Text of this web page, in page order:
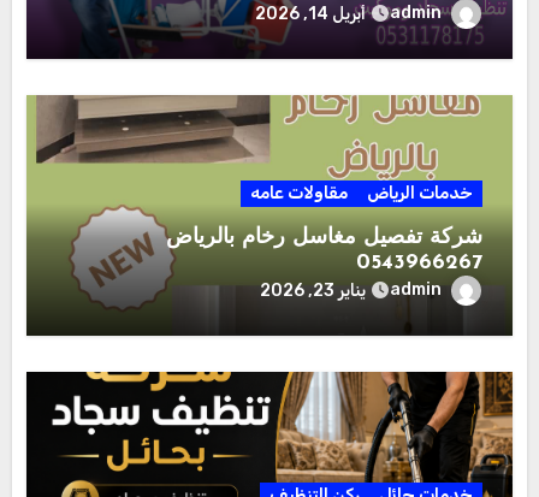
admin أبريل 14, 2026
خدمات الرياض مقاولات عامه
شركة تفصيل مغاسل رخام بالرياض
0543966267
admin يناير 23, 2026